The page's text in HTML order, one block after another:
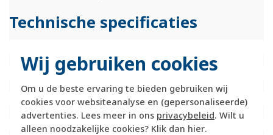
Wij gebruiken cookies
Om u de beste ervaring te bieden gebruiken wij
cookies voor websiteanalyse en (gepersonaliseerde)
advertenties. Lees meer in ons privacybeleid. Wilt u
alleen noodzakelijke cookies? Klik dan hier.
Technische specificaties
Kleur
Aluminium
Breedte
71 Millimeter (mm)
Model
Tweedelige wip
Halogeenvrij
Ja
Hoogte
55 Millimeter (mm)
Diepte
25 Millimeter (mm)